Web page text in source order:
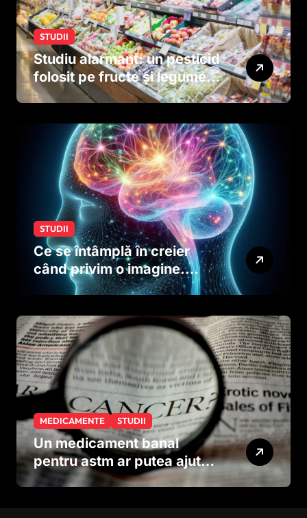
STUDII
Studiu alarmant: un pesticid
folosit pe fructe și legume
ar putea afecta dezvoltarea
dinainte de naștere
STUDII
Ce se întâmplă în creier
când privim o imagine.
Studiul care explică rolul
MEDICAMENTE STUDII
Un medicament banal
pentru astm ar putea ajuta
în lupta împotriva